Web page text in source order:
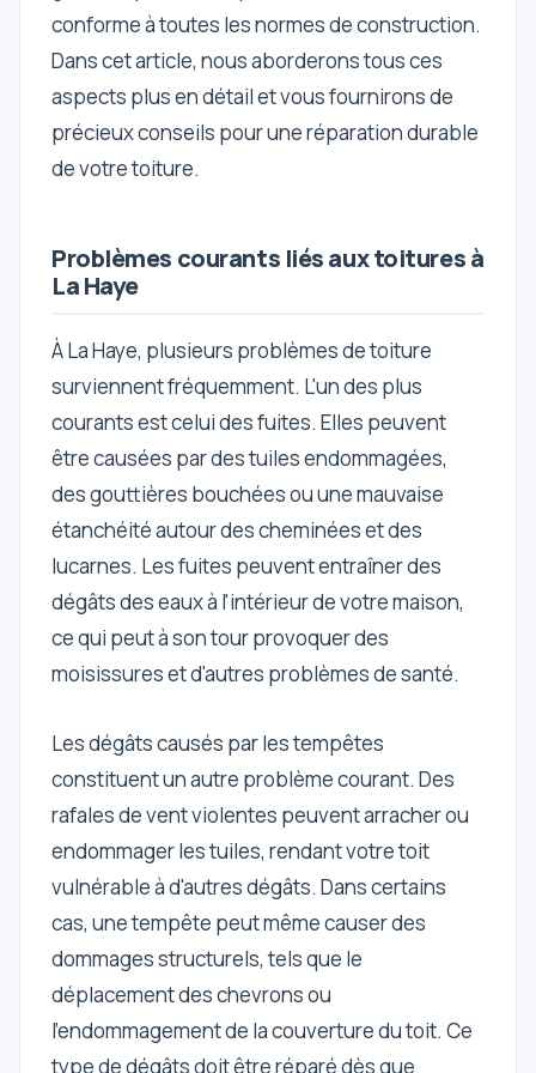
conforme à toutes les normes de construction.
Dans cet article, nous aborderons tous ces
aspects plus en détail et vous fournirons de
précieux conseils pour une réparation durable
de votre toiture.
Problèmes courants liés aux toitures à
La Haye
À La Haye, plusieurs problèmes de toiture
surviennent fréquemment. L'un des plus
courants est celui des fuites. Elles peuvent
être causées par des tuiles endommagées,
des gouttières bouchées ou une mauvaise
étanchéité autour des cheminées et des
lucarnes. Les fuites peuvent entraîner des
dégâts des eaux à l'intérieur de votre maison,
ce qui peut à son tour provoquer des
moisissures et d'autres problèmes de santé.
Les dégâts causés par les tempêtes
constituent un autre problème courant. Des
rafales de vent violentes peuvent arracher ou
endommager les tuiles, rendant votre toit
vulnérable à d'autres dégâts. Dans certains
cas, une tempête peut même causer des
dommages structurels, tels que le
déplacement des chevrons ou
l'endommagement de la couverture du toit. Ce
type de dégâts doit être réparé dès que